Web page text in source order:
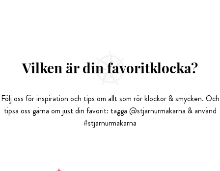
Vilken är din favoritklocka?
Följ oss för inspiration och tips om allt som rör klockor & smycken. Och
tipsa oss gärna om just din favorit: tagga @stjarnurmakarna & använd
#stjarnurmakarna